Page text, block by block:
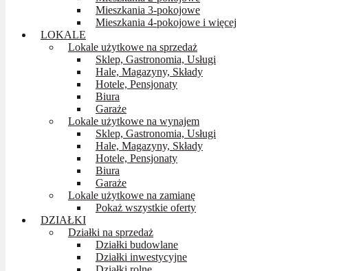
Mieszkania 3-pokojowe
Mieszkania 4-pokojowe i więcej
LOKALE
Lokale użytkowe na sprzedaż
Sklep, Gastronomia, Usługi
Hale, Magazyny, Składy
Hotele, Pensjonaty
Biura
Garaże
Lokale użytkowe na wynajem
Sklep, Gastronomia, Usługi
Hale, Magazyny, Składy
Hotele, Pensjonaty
Biura
Garaże
Lokale użytkowe na zamianę
Pokaż wszystkie oferty
DZIAŁKI
Działki na sprzedaż
Działki budowlane
Działki inwestycyjne